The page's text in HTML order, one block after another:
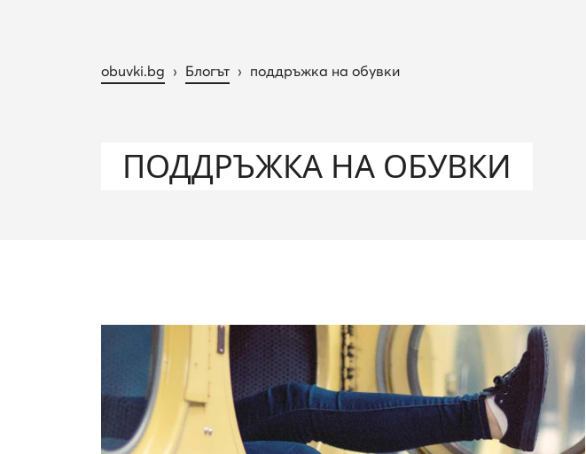
obuvki.bg › Блогът › поддръжка на обувки
ПОДДРЪЖКА НА ОБУВКИ